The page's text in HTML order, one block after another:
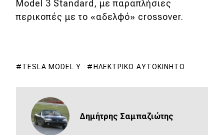
Model 3 Standard, με παραπλήσιες
περικοπές με το «αδελφό» crossover.
TESLA MODEL Y ΗΛΕΚΤΡΙΚΌ ΑΥΤΟΚΊΝΗΤΟ
Δημήτρης Σαμπαζιώτης